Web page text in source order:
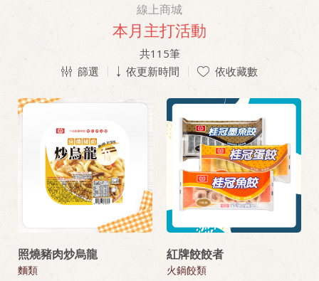
線上商城
本月主打活動
共115筆
篩選
依更新時間 依收藏數
照燒豬肉炒烏龍
麵類
紅牌餃餃者
火鍋餃類